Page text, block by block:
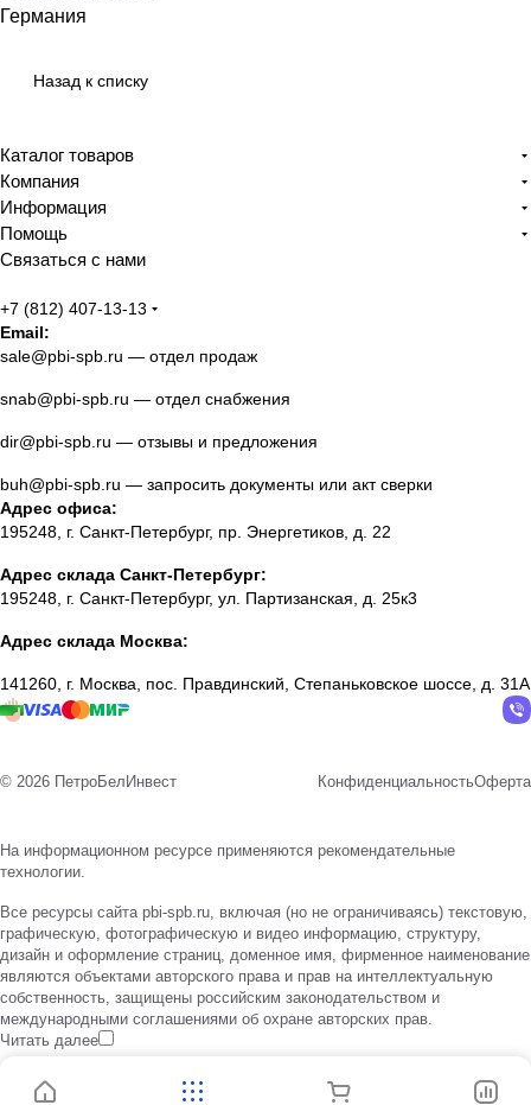
Германия
Назад к списку
Каталог товаров
Компания
Информация
Помощь
Связаться с нами
+7 (812) 407-13-13
Email:
sale@pbi-spb.ru — отдел продаж
snab@pbi-spb.ru — отдел снабжения
dir@pbi-spb.ru — отзывы и предложения
buh@pbi-spb.ru — запросить документы или акт сверки
Адрес офиса:
195248, г. Санкт-Петербург, пр. Энергетиков, д. 22
Адрес склада Санкт-Петербург:
195248, г. Санкт-Петербург, ул. Партизанская, д. 25к3
Адрес склада Москва:
141260, г. Москва, пос. Правдинский, Степаньковское шоссе, д. 31А
© 2026 ПетроБелИнвест КонфиденциальностьОферта
На информационном ресурсе применяются рекомендательные
технологии.
Все ресурсы сайта pbi-spb.ru, включая (но не ограничиваясь) текстовую,
графическую, фотографическую и видео информацию, структуру,
дизайн и оформление страниц, доменное имя, фирменное наименование
являются объектами авторского права и прав на интеллектуальную
собственность, защищены российским законодательством и
международными соглашениями об охране авторских прав.
Читать далее